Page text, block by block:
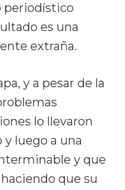
periodístico
es una
extraña.
y a pesar de la
lo llevaron
luego a una
y que
que su